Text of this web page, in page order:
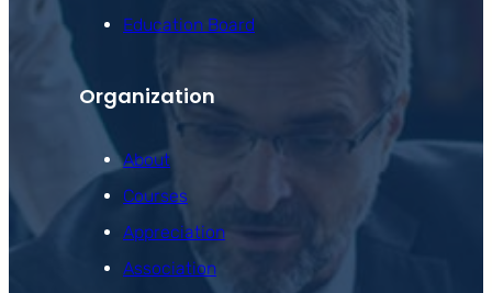
Education Board
Organization
About
Courses
Appreciation
Association